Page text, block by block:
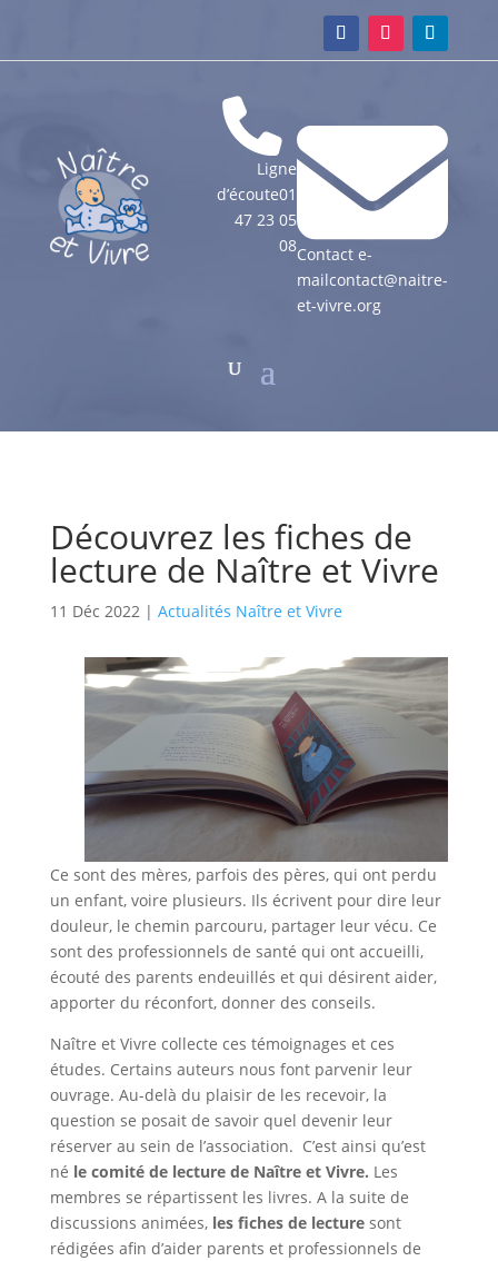
Ligne
d’écoute01
47 23 05
08Contact e-
mailcontact@naitre-
et-vivre.org
Découvrez les fiches de
lecture de Naître et Vivre
11 Déc 2022 | Actualités Naître et Vivre
Ce sont des mères, parfois des pères, qui ont perdu
un enfant, voire plusieurs. Ils écrivent pour dire leur
douleur, le chemin parcouru, partager leur vécu. Ce
sont des professionnels de santé qui ont accueilli,
écouté des parents endeuillés et qui désirent aider,
apporter du réconfort, donner des conseils.
Naître et Vivre collecte ces témoignages et ces
études. Certains auteurs nous font parvenir leur
ouvrage. Au-delà du plaisir de les recevoir, la
question se posait de savoir quel devenir leur
réserver au sein de l’association. C’est ainsi qu’est
né le comité de lecture de Naître et Vivre. Les
membres se répartissent les livres. A la suite de
discussions animées, les fiches de lecturesont
rédigées afin d’aider parents et professionnels de